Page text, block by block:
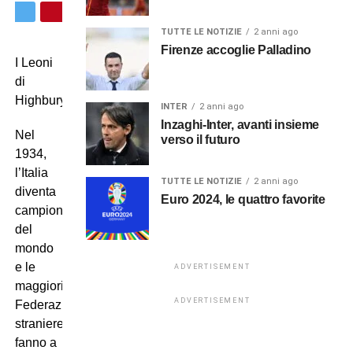
I Leoni
di
Highbury
Nel
1934,
l’Italia
diventa
campione
del
mondo
e le
maggiori
Federazioni
straniere
fanno a
TUTTE LE NOTIZIE 2 anni ago
Firenze accoglie Palladino
INTER 2 anni ago
Inzaghi-Inter, avanti insieme
verso il futuro
TUTTE LE NOTIZIE 2 anni ago
Euro 2024, le quattro favorite
ADVERTISEMENT
ADVERTISEMENT